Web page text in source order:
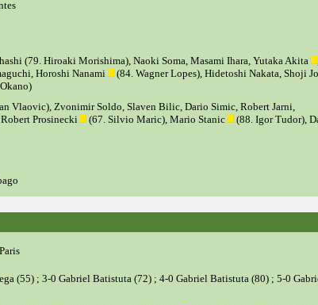
(79. Hiroaki Morishima), Naoki Soma, Masami Ihara, Yutaka Akita
Horoshi Nanami
(84. Wagner Lopes), Hidetoshi Nakata, Shoji
Vlaovic), Zvonimir Soldo, Slaven Bilic, Dario Simic, Robert Jarni,
Prosinecki
(67. Silvio Maric), Mario Stanic
(88. Igor Tudor),
(55) ; 3-0 Gabriel Batistuta (72) ; 4-0 Gabriel Batistuta (80) ; 5-0